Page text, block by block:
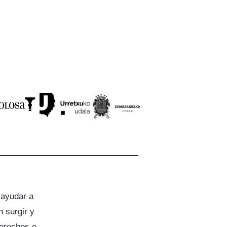
a
surgir y